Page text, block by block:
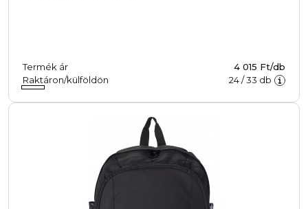
Termék ár
4 015 Ft/db
Raktáron/külföldön
24/33 db